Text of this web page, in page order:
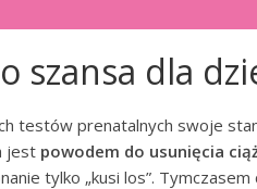
szansa dla
testów prenatalnych swoje
jest powodem do usunięcia
tylko „kusi los”.